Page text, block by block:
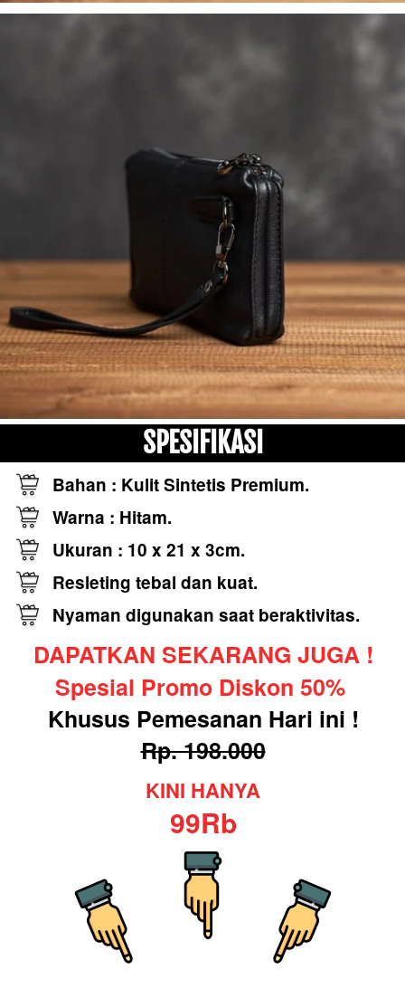
SPESIFIKASI
Bahan : Kulit Sintetis Premium.
Warna : Hitam.
Ukuran : 10 x 21 x 3cm.
Resleting tebal dan kuat.
Nyaman digunakan saat beraktivitas.
DAPATKAN SEKARANG JUGA !
Spesial Promo Diskon 50%
Khusus Pemesanan Hari ini !
Rp. 198.000
KINI HANYA
99Rb